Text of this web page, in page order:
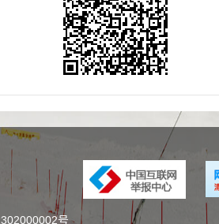
号